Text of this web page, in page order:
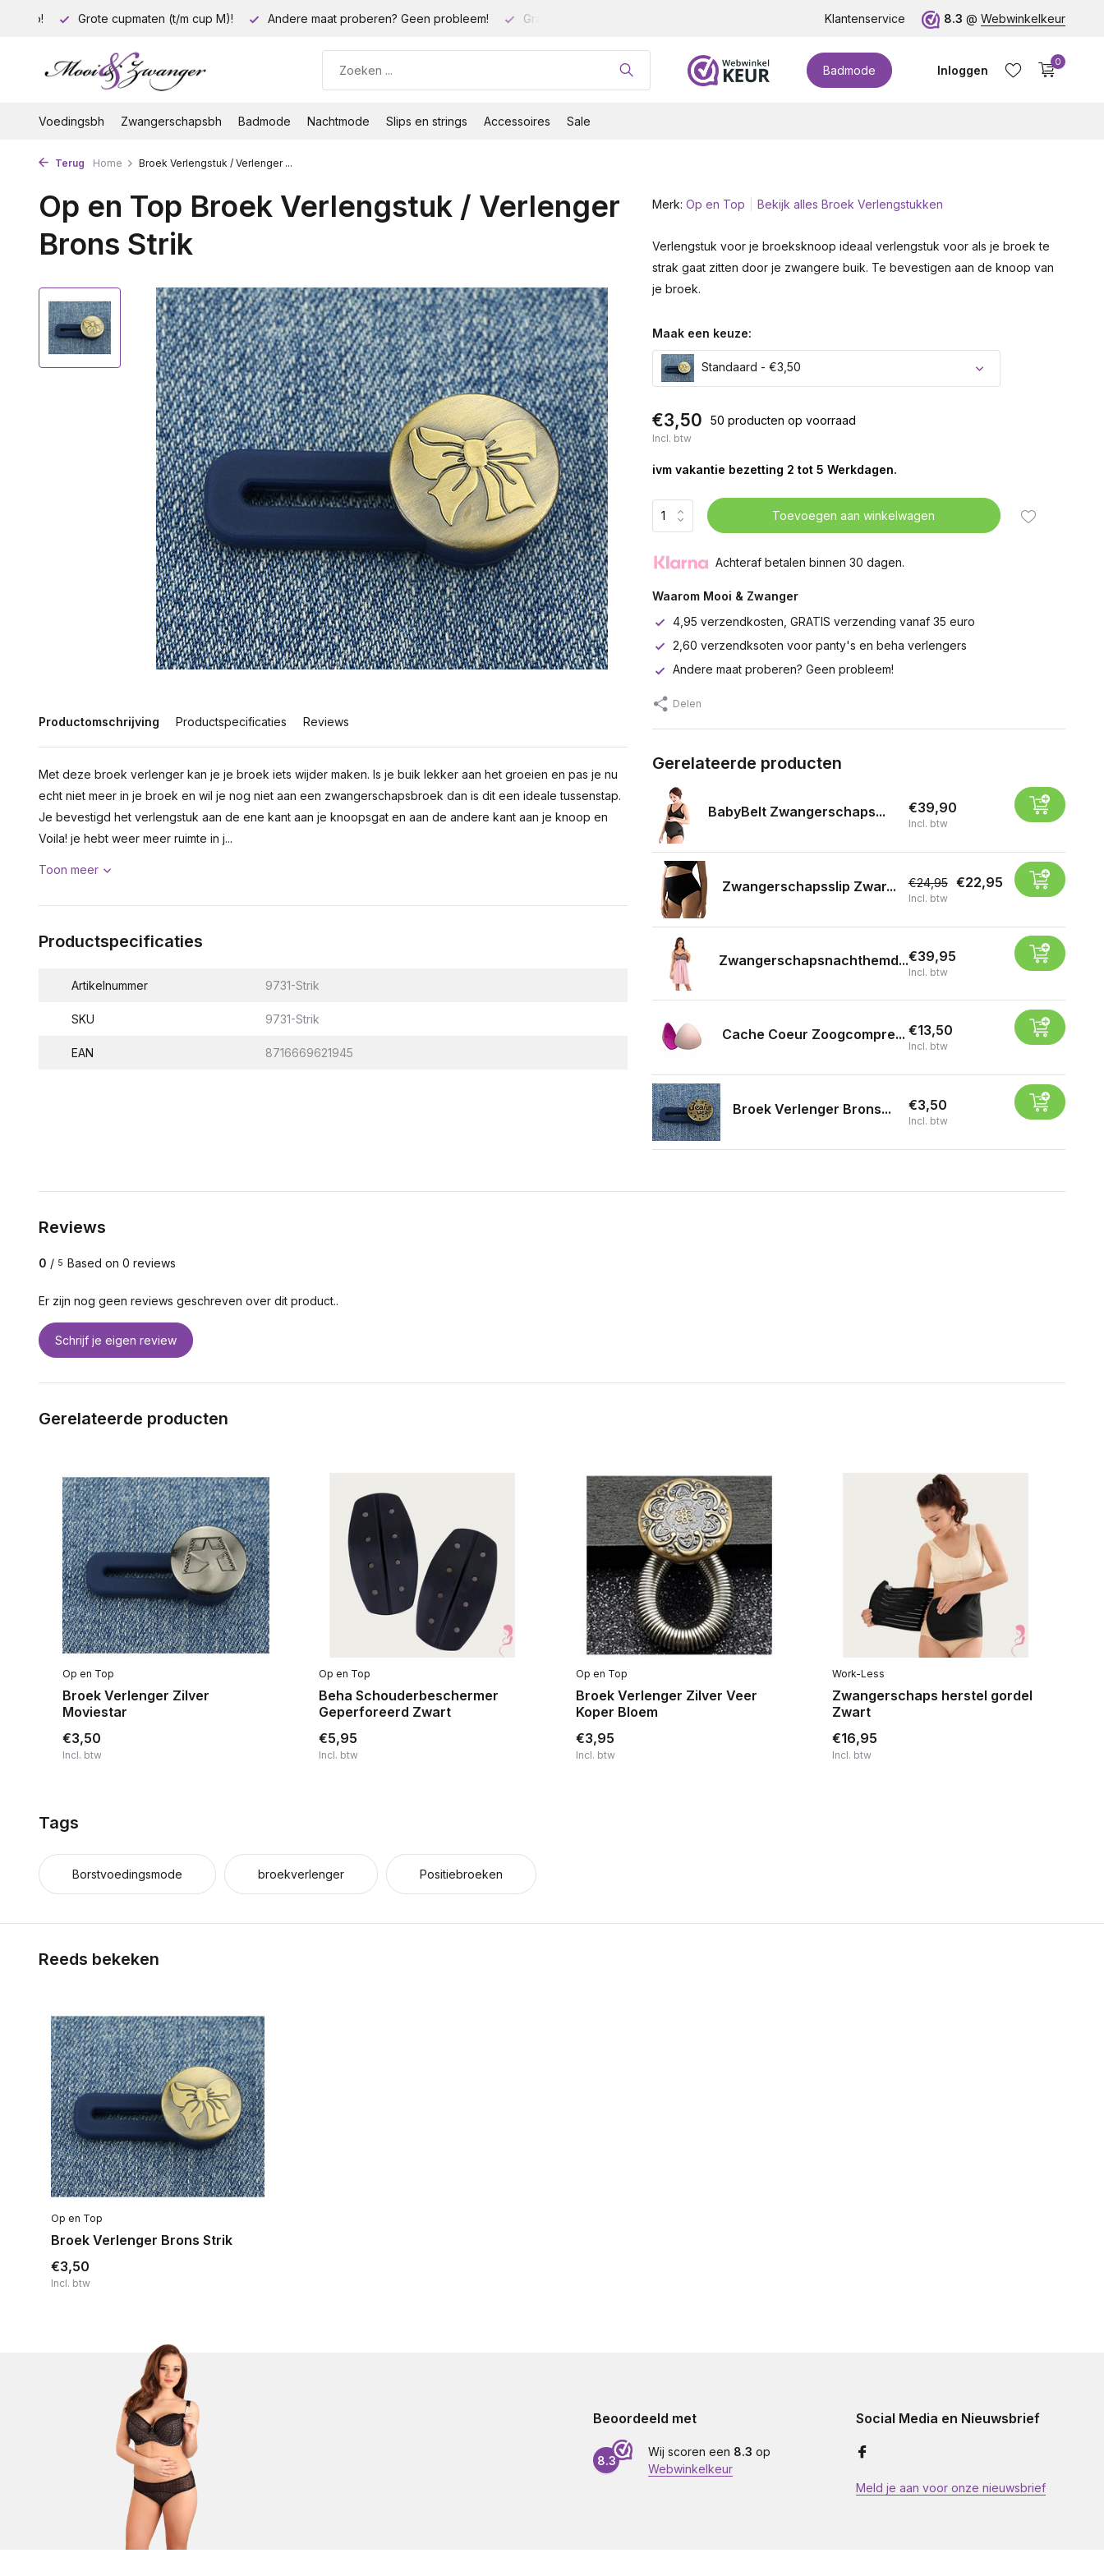
euro! Grote cupmaten (t/m cup M)! Andere maat proberen? Geen probleem! Gratis verzending vanaf 35 euro! Klantenservice 8.3 @ Webwinkelkeur
Badmode Inloggen
0
Voedingsbh Zwangerschapsbh Badmode Nachtmode Slips en strings Accessoires Sale
Terug Home Broek Verlengstuk / Verlenger ...
Op en Top Broek Verlengstuk / Verlenger
Brons Strik
Productomschrijving Productspecificaties Reviews
Met deze broek verlenger kan je je broek iets wijder maken. Is je buik lekker aan het groeien en pas je nu
echt niet meer in je broek en wil je nog niet aan een zwangerschapsbroek dan is dit een ideale tussenstap.
Je bevestigd het verlengstuk aan de ene kant aan je knoopsgat en aan de andere kant aan je knoop en
Voila! je hebt weer meer ruimte in j...
Toon meer
Productspecificaties
Artikelnummer 9731-Strik
SKU 9731-Strik
EAN 8716669621945
Merk: Op en Top Bekijk alles Broek Verlengstukken
Verlengstuk voor je broeksknoop ideaal verlengstuk voor als je broek te
strak gaat zitten door je zwangere buik. Te bevestigen aan de knoop van
je broek.
Maak een keuze:
Standaard - €3,50
€3,50 50 producten op voorraad
Incl. btw
ivm vakantie bezetting 2 tot 5 Werkdagen.
Toevoegen aan winkelwagen
Achteraf betalen binnen 30 dagen.
Waarom Mooi & Zwanger
4,95 verzendkosten, GRATIS verzending vanaf 35 euro
2,60 verzendksoten voor panty's en beha verlengers
Andere maat proberen? Geen probleem!
Delen
Gerelateerde producten
BabyBelt Zwangerschaps... €39,90
Incl. btw
Zwangerschapsslip Zwar... €24,95 €22,95
Incl. btw
Zwangerschapsnachthemd...€39,95
Incl. btw
Cache Coeur Zoogcompre... €13,50
Incl. btw
Broek Verlenger Brons... €3,50
Incl. btw
Reviews
0 / 5 Based on 0 reviews
Er zijn nog geen reviews geschreven over dit product..
Schrijf je eigen review
Gerelateerde producten
Op en Top
Broek Verlenger Zilver
Moviestar
€3,50
Incl. btw
Op en Top
Beha Schouderbeschermer
Geperforeerd Zwart
€5,95
Incl. btw
Op en Top
Broek Verlenger Zilver Veer
Koper Bloem
€3,95
Incl. btw
Work-Less
Zwangerschaps herstel gordel
Zwart
€16,95
Incl. btw
Tags
Borstvoedingsmode broekverlenger Positiebroeken
Reeds bekeken
Op en Top
Broek Verlenger Brons Strik
€3,50
Incl. btw
Beoordeeld met
8.3
Wij scoren een 8.3 op
Webwinkelkeur
Social Media en Nieuwsbrief
Meld je aan voor onze nieuwsbrief